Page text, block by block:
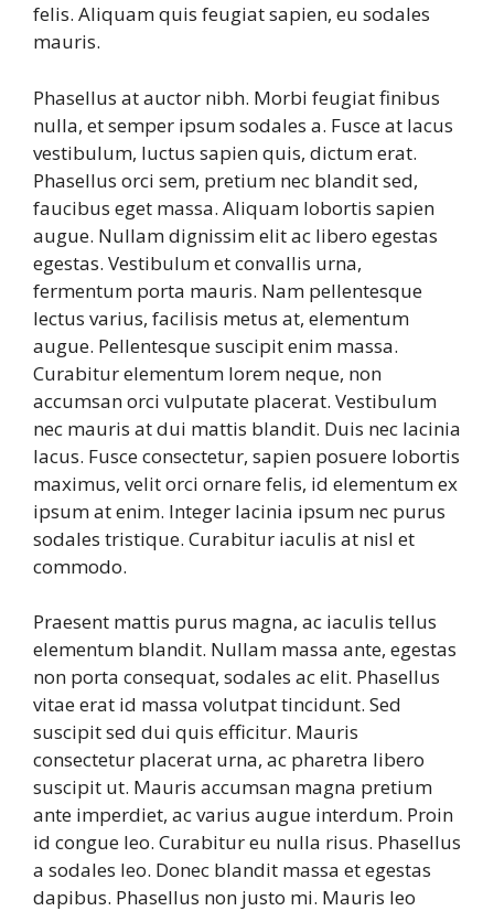
felis. Aliquam quis feugiat sapien, eu sodales
mauris.
Phasellus at auctor nibh. Morbi feugiat finibus
nulla, et semper ipsum sodales a. Fusce at lacus
vestibulum, luctus sapien quis, dictum erat.
Phasellus orci sem, pretium nec blandit sed,
faucibus eget massa. Aliquam lobortis sapien
augue. Nullam dignissim elit ac libero egestas
egestas. Vestibulum et convallis urna,
fermentum porta mauris. Nam pellentesque
lectus varius, facilisis metus at, elementum
augue. Pellentesque suscipit enim massa.
Curabitur elementum lorem neque, non
accumsan orci vulputate placerat. Vestibulum
nec mauris at dui mattis blandit. Duis nec lacinia
lacus. Fusce consectetur, sapien posuere lobortis
maximus, velit orci ornare felis, id elementum ex
ipsum at enim. Integer lacinia ipsum nec purus
sodales tristique. Curabitur iaculis at nisl et
commodo.
Praesent mattis purus magna, ac iaculis tellus
elementum blandit. Nullam massa ante, egestas
non porta consequat, sodales ac elit. Phasellus
vitae erat id massa volutpat tincidunt. Sed
suscipit sed dui quis efficitur. Mauris
consectetur placerat urna, ac pharetra libero
suscipit ut. Mauris accumsan magna pretium
ante imperdiet, ac varius augue interdum. Proin
id congue leo. Curabitur eu nulla risus. Phasellus
a sodales leo. Donec blandit massa et egestas
dapibus. Phasellus non justo mi. Mauris leo